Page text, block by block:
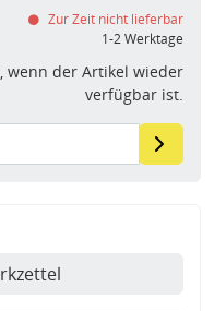
Zur Zeit nicht lieferbar
1-2 Werktage
wenn der Artikel wieder
verfügbar ist.